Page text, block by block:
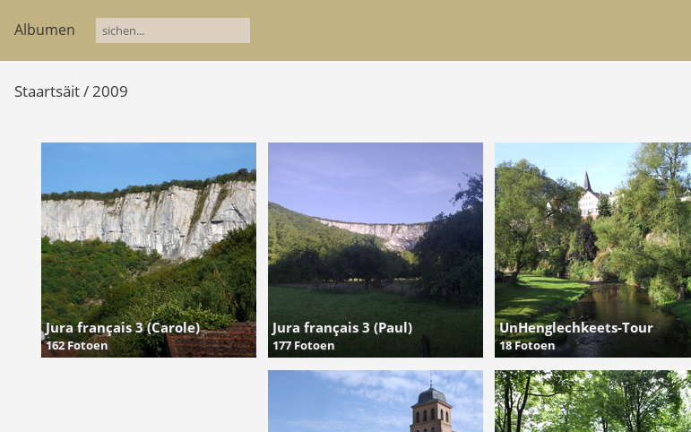
Albumen
Staartsäit/2009
Jura français 3 (Carole)
162 Fotoen
Jura français 3 (Paul)
177 Fotoen
UnHenglechkeets-Tour
18 Fotoen